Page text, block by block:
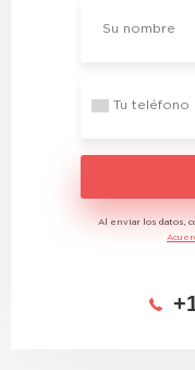
Al enviar los datos,